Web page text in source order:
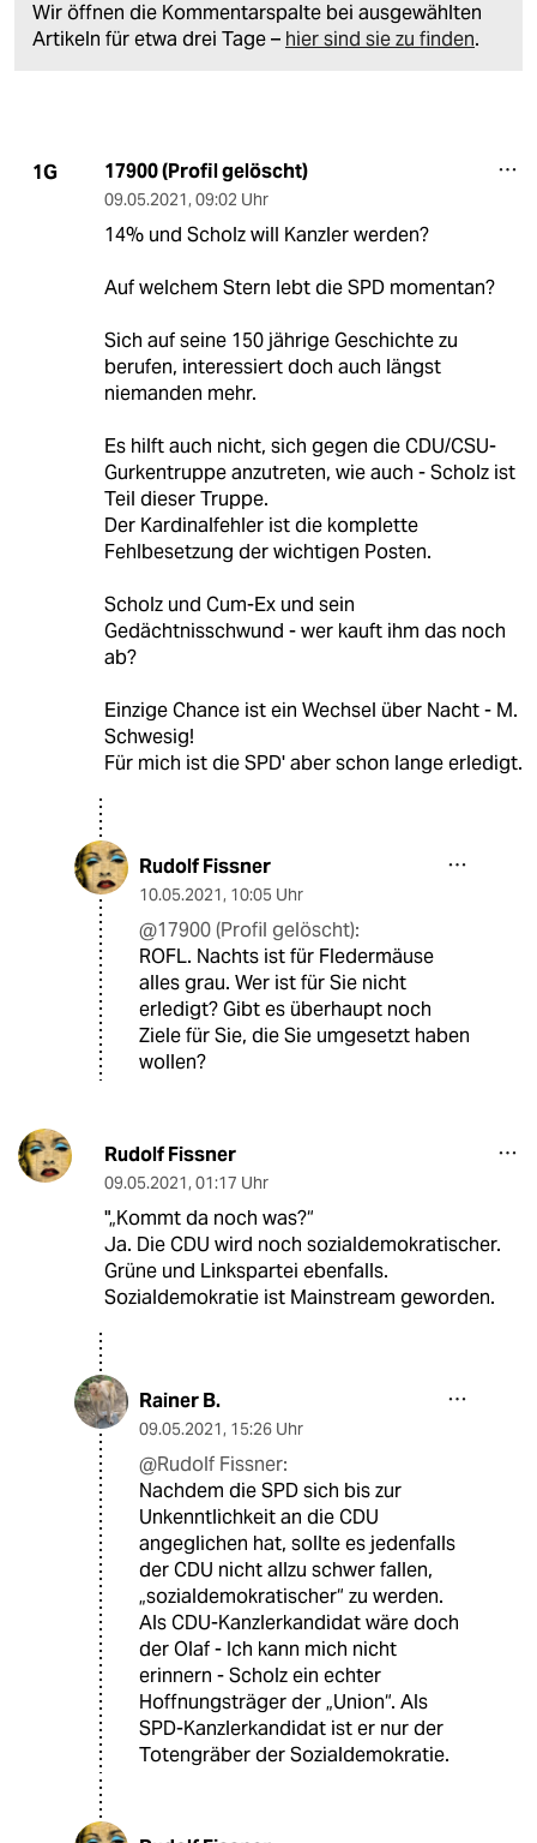
Wir öffnen die Kommentarspalte bei ausgewählten
Artikeln für etwa drei Tage – hier sind sie zu finden.
1G 17900 (Profil gelöscht)
09.05.2021, 09:02 Uhr
14% und Scholz will Kanzler werden?
Auf welchem Stern lebt die SPD momentan?
Sich auf seine 150 jährige Geschichte zu
berufen, interessiert doch auch längst
niemanden mehr.
Es hilft auch nicht, sich gegen die CDU/CSU-
Gurkentruppe anzutreten, wie auch - Scholz ist
Teil dieser Truppe.
Der Kardinalfehler ist die komplette
Fehlbesetzung der wichtigen Posten.
Scholz und Cum-Ex und sein
Gedächtnisschwund - wer kauft ihm das noch
ab?
Einzige Chance ist ein Wechsel über Nacht - M.
Schwesig!
Für mich ist die SPD' aber schon lange erledigt.
Rudolf Fissner
10.05.2021, 10:05 Uhr
@17900 (Profil gelöscht):
ROFL. Nachts ist für Fledermäuse
alles grau. Wer ist für Sie nicht
erledigt? Gibt es überhaupt noch
Ziele für Sie, die Sie umgesetzt haben
wollen?
Rudolf Fissner
09.05.2021, 01:17 Uhr
"„Kommt da noch was?“
Ja. Die CDU wird noch sozialdemokratischer.
Grüne und Linkspartei ebenfalls.
Sozialdemokratie ist Mainstream geworden.
Rainer B.
09.05.2021, 15:26 Uhr
@Rudolf Fissner:
Nachdem die SPD sich bis zur
Unkenntlichkeit an die CDU
angeglichen hat, sollte es jedenfalls
der CDU nicht allzu schwer fallen,
„sozialdemokratischer“ zu werden.
Als CDU-Kanzlerkandidat wäre doch
der Olaf - Ich kann mich nicht
erinnern - Scholz ein echter
Hoffnungsträger der „Union“. Als
SPD-Kanzlerkandidat ist er nur der
Totengräber der Sozialdemokratie.